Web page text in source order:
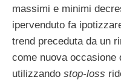
massimi e minimi
ipervenduto fa
trend preceduta da un
come nuova
utilizzando stop-loss